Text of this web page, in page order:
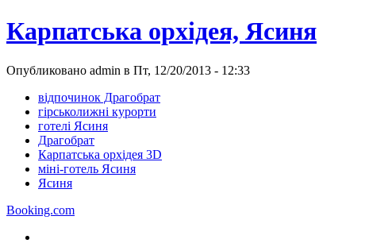
Карпатська орхідея, Ясиня
Опубликовано admin в Пт, 12/20/2013 - 12:33
відпочинок Драгобрат
гірськолижні курорти
готелі Ясиня
Драгобрат
Карпатська орхідея 3D
міні-готель Ясиня
Ясиня
Booking.com